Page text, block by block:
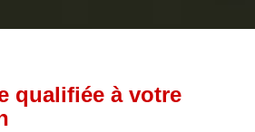
qualifiée à votre